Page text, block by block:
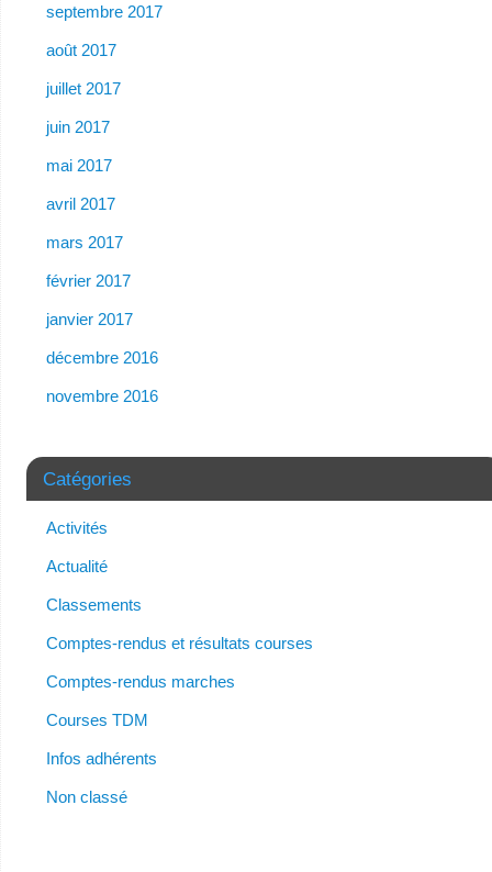
septembre 2017
août 2017
juillet 2017
juin 2017
mai 2017
avril 2017
mars 2017
février 2017
janvier 2017
décembre 2016
novembre 2016
Catégories
Activités
Actualité
Classements
Comptes-rendus et résultats courses
Comptes-rendus marches
Courses TDM
Infos adhérents
Non classé